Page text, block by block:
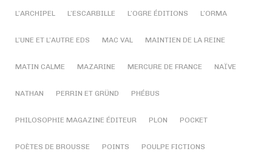
L’ARCHIPEL L’ESCARBILLE L’OGRE ÉDITIONS L’ORMA
L’UNE ET L’AUTRE EDS MAC VAL MAINTIEN DE LA REINE
MATIN CALME MAZARINE MERCURE DE FRANCE NAÏVE
NATHAN PERRIN ET GRÜND PHÉBUS
PHILOSOPHIE MAGAZINE ÉDITEUR PLON POCKET
POÈTES DE BROUSSE POINTS POULPE FICTIONS